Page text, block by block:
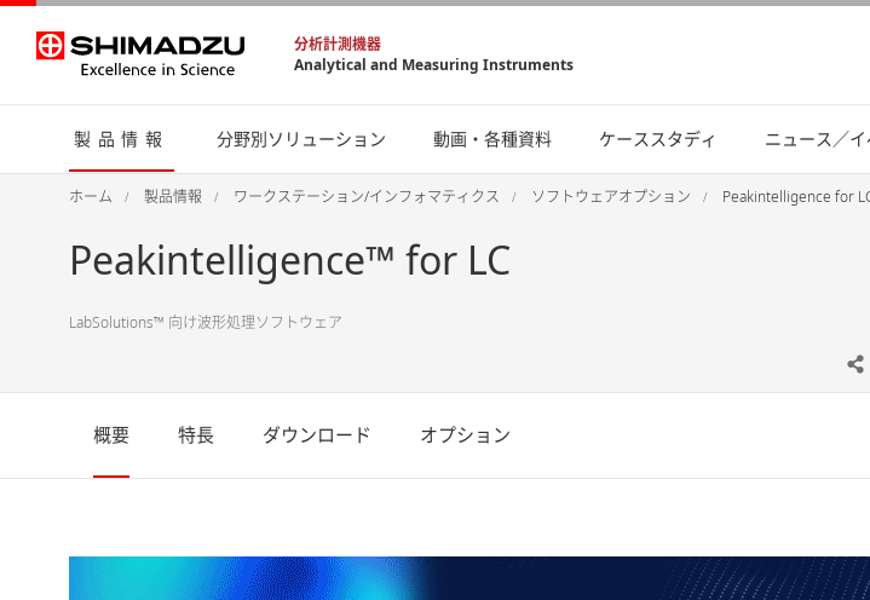
分析計測機器
Analytical and Measuring Instruments
製品情報 分野別ソリューション 動画・各種資料 ケーススタディ ニュース／イ
ホーム 製品情報 ワークステーション/インフォマティクス ソフトウェアオプション Peakintelligence for
Peakintelligence™ for LC
LabSolutions™ 向け波形処理ソフトウェア
概要 特長 ダウンロード オプション